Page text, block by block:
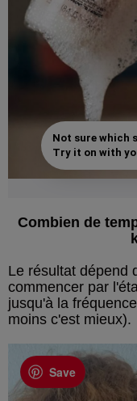
Not sure which
Try it on with
Combien de
Le résultat dépend
commencer par
jusqu'à la
moins c'est mieux).
Save